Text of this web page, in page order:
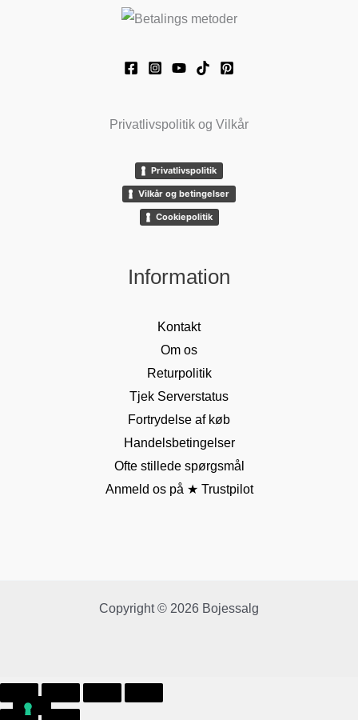
Privatlivspolitik og Vilkår
Privatlivspolitik
Vilkår og betingelser
Cookiepolitik
Information
Kontakt
Om os
Returpolitik
Tjek Serverstatus
Fortrydelse af køb
Handelsbetingelser
Ofte stillede spørgsmål
Anmeld os på ★ Trustpilot
Copyright © 2026 Bojessalg